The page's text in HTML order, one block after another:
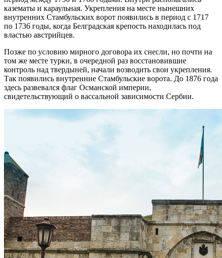
казематы и караульная. Укрепления на месте нынешних
внутренних Стамбульских ворот появились в период с 1717
по 1736 годы, когда Белградская крепость находилась под
властью австрийцев.
Позже по условию мирного договора их снесли, но почти на
том же месте турки, в очередной раз восстановившие
контроль над твердыней, начали возводить свои укрепления.
Так появились внутренние Стамбульские ворота. До 1876 года
здесь развевался флаг Османской империи,
свидетельствующий о вассальной зависимости Сербии.